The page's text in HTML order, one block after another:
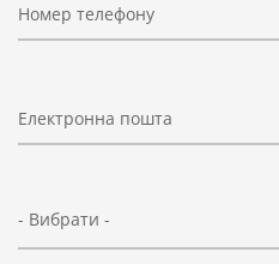
Номер телефону
Електронна пошта
- Вибрати -